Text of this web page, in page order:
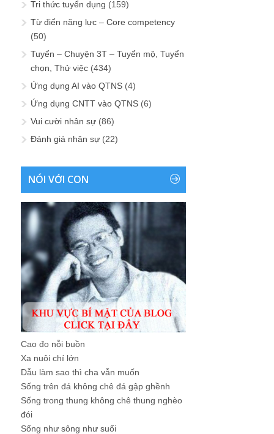
Tri thức tuyển dụng (159)
Từ điển năng lực – Core competency
(50)
Tuyển – Chuyện 3T – Tuyển mộ, Tuyển
chọn, Thử việc (434)
Ứng dụng AI vào QTNS (4)
Ứng dụng CNTT vào QTNS (6)
Vui cười nhân sự (86)
Đánh giá nhân sự (22)
NÓI VỚI CON
Cao đo nỗi buồn
Xa nuôi chí lớn
Dẫu làm sao thì cha vẫn muốn
Sống trên đá không chê đá gập ghềnh
Sống trong thung không chê thung nghèo
đói
Sống như sông như suối